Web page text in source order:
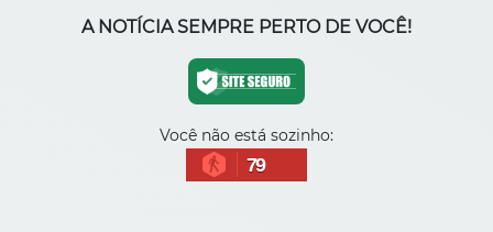
A NOTÍCIA SEMPRE PERTO DE VOCÊ!
Você não está sozinho:
79